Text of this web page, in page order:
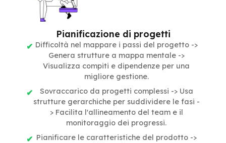
Pianificazione di progetti
Difficoltà nel mappare i passi del progetto ->
Genera strutture a mappa mentale ->
Visualizza compiti e dipendenze per una
migliore gestione.
Sovraccarico da progetti complessi -> Usa
strutture gerarchiche per suddividere le fasi -
> Facilita l'allineamento del team e il
monitoraggio dei progressi.
Pianificare le caratteristiche del prodotto ->